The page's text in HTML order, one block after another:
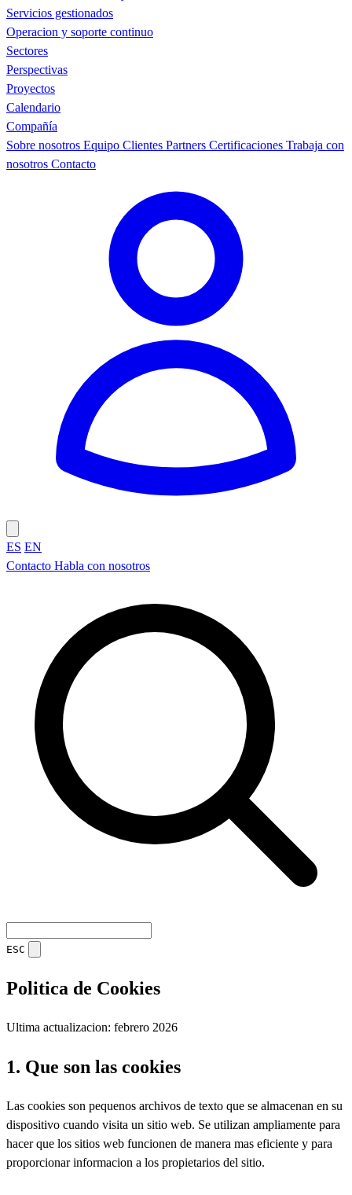
Servicios gestionados
Operacion y soporte continuo
Sectores
Perspectivas
Proyectos
Calendario
Compañía
Sobre nosotros Equipo Clientes Partners Certificaciones Trabaja con
nosotros Contacto
ES EN
Contacto Habla con nosotros
ESC
Politica de Cookies
Ultima actualizacion: febrero 2026
1. Que son las cookies
Las cookies son pequenos archivos de texto que se almacenan en su
dispositivo cuando visita un sitio web. Se utilizan ampliamente para
hacer que los sitios web funcionen de manera mas eficiente y para
proporcionar informacion a los propietarios del sitio.